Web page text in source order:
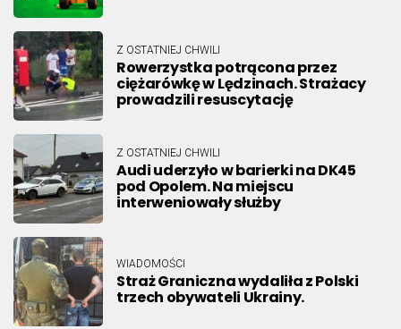
Z OSTATNIEJ CHWILI
Rowerzystka potrącona przez
ciężarówkę w Lędzinach. Strażacy
prowadzili resuscytację
Z OSTATNIEJ CHWILI
Audi uderzyło w barierki na DK45
pod Opolem. Na miejscu
interweniowały służby
WIADOMOŚCI
Straż Graniczna wydaliła z Polski
trzech obywateli Ukrainy.